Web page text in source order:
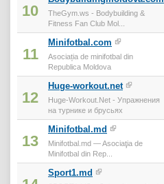
10
TheGym.ws - Bodybuilding &
Fitness Fan Club Mol...
11
Minifotbal.com
Asociația de minifotbal din
Republica Moldova
12
Huge-workout.net
Huge-Workout.Net - Упражнения
на турнике и брусьях
13
Minifotbal.md
Minifotbal.md — Asociaţia de
Minifotbal din Rep...
Sport1.md